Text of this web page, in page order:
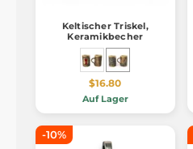
Keltischer Triskel,
Keramikbecher
$16.80
Auf Lager
-10%